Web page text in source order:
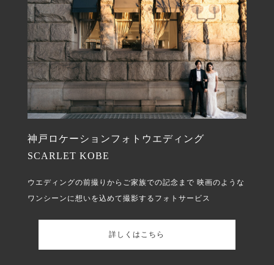
神戸ロケーションフォトウエディング
SCARLET KOBE
ウエディングの前撮りからご家族での記念まで 映画のような
ワンシーンに想いを込めて撮影するフォトサービス
詳しくはこちら